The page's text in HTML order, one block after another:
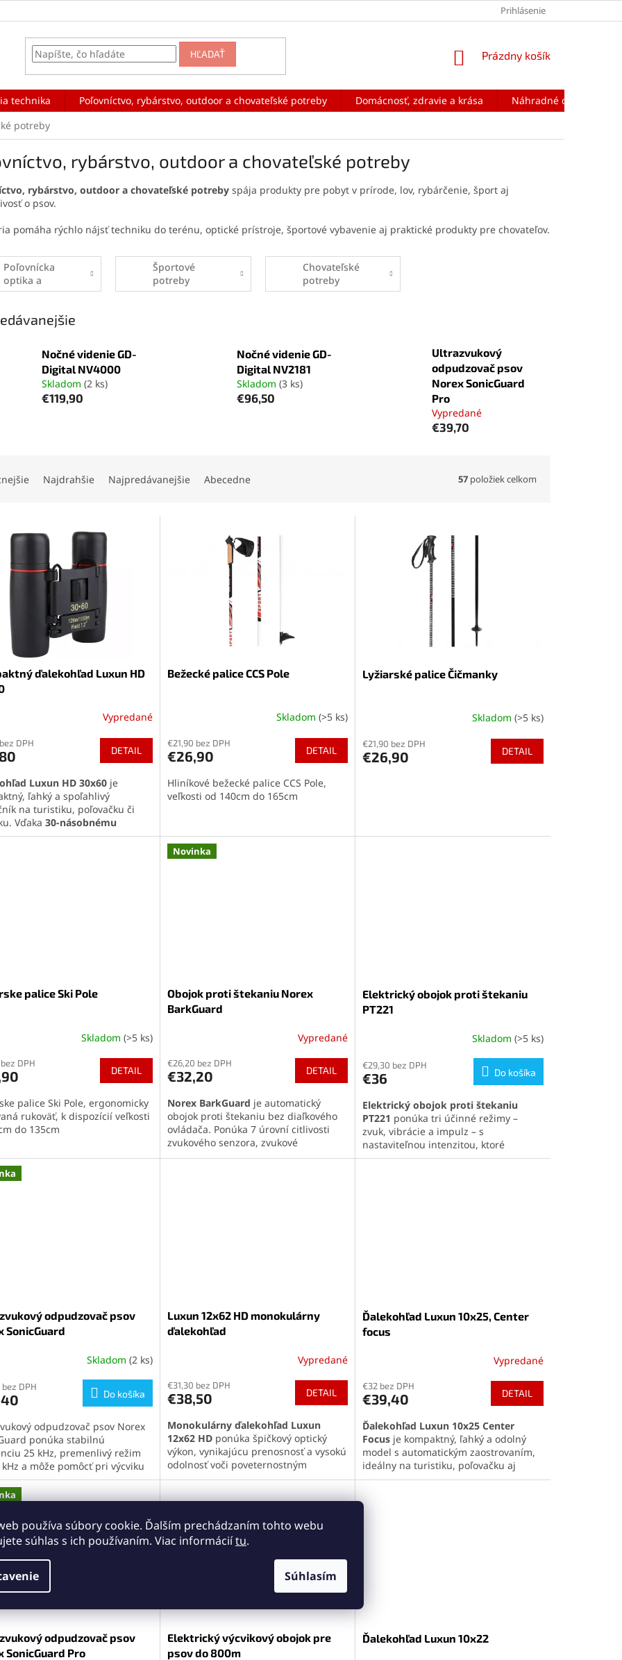
používa súbory cookie. Ďalším prechádzaním tohto webu
súhlas s ich používaním. Viac informáciítu.
Súhlasím
Prihlásenie
HĽADAŤ
NÁKUPNÝ
Prázdny košík
technika Poľovníctvo, rybárstvo, outdoor a chovateľské potreby Domácnosť, zdravie a krása
Náhradné diely na
potreby
rybárstvo, outdoor a chovateľské potreby
rybárstvo, outdoor a chovateľské potreby spája produkty pre pobyt v prírode, lov, rybárčenie, šport aj
o psov.
pomáha rýchlo nájsť techniku do terénu, optické prístroje, športové vybavenie aj praktické produkty pre chovateľov.
Poľovnícka
optika a
technika
Športové
potreby
Chovateľské
potreby
Nočné videnie GD-
Digital NV4000
Skladom (2 ks)
€119,90
Nočné videnie GD-
Digital NV2181
Skladom (3 ks)
€96,50
Ultrazvukový
odpudzovač psov
Norex SonicGuard
Pro
Vypredané
€39,70
Najdrahšie Najpredávanejšie Abecedne 57 položiek celkom
ďalekohľad Luxun HD
Vypredané
DPH
DETAIL
Luxun HD 30x60 je
ľahký a spoľahlivý
na turistiku, poľovačku či
Vďaka 30-násobnému
,antireflexným šošovkám
Bežecké palice CCS Pole
produktu
je
z
5
Skladom (>5 ks)
€21,90 bez DPH
€26,90 DETAIL
Hliníkové bežecké palice CCS Pole,
veľkosti od 140cm do 165cm
Lyžiarské palice Čičmanky
produktu
je
Skladom (>5 ks)
€21,90 bez DPH
€26,90 DETAIL
palice Ski Pole
Skladom (>5 ks)
DPH
DETAIL
palice Ski Pole, ergonomicky
rukoväť, k dispozícií veľkosti
do 135cm
Novinka
Obojok proti štekaniu Norex
BarkGuard
produktu
je
z
5
hviezdičiek.
Vypredané
€26,20 bez DPH
€32,20 DETAIL
Norex BarkGuard je automatický
obojok proti štekaniu bez diaľkového
ovládača. Ponúka 7 úrovní citlivosti
zvukového senzora, zvukové
upozornenie, elektrický korekčný
Elektrický obojok proti štekaniu
PT221
produktu
je
z
5
hviezdičiek.
Skladom (>5 ks)
€29,30 bez DPH
€36 Do košíka
Elektrický obojok proti štekaniu
PT221 ponúka tri účinné režimy –
zvuk, vibrácie a impulz – s
nastaviteľnou intenzitou, ktoré
pomáhajú psovi odnaučiť sa
odpudzovač psov
SonicGuard
Skladom (2 ks)
DPH
Do košíka
odpudzovač psov Norex
ponúka stabilnú
25 kHz, premenlivý režim
kHz a môže pomôcť pri výcviku
dotieravého psa.
LED baterka s blikajúcim
ovládanie jednou rukou z
praktického pomocníka na
turistiku, beh či
Kompaktné zariadenie je
nabíjateľnou 800 mAh
a pohodlným USB-C
Luxun 12x62 HD monokulárny
ďalekohľad
produktu
je
z
5
hviezdičiek.
Vypredané
€31,30 bez DPH
€38,50 DETAIL
Monokulárny ďalekohľad Luxun
12x62 HDponúka špičkový optický
výkon, vynikajúcu prenosnosť a vysokú
odolnosť voči poveternostným
vplyvom. Vďaka priblíženiu 18x, optike
dusíkom zabezpečí čistý a ostrý obraz
aj v náročných podmienkach.
Súčasťou balenia je aj statív a držiak
na mobil, vďaka čomu je ideálny na
pozorovanie a zachytávanie prírody.
Ďalekohľad Luxun 10x25, Center
focus
produktu
je
z
5
hviezdičiek.
Vypredané
€32 bez DPH
€39,40 DETAIL
Ďalekohľad Luxun 10x25 Center
Focusje kompaktný, ľahký a odolný
model s automatickým zaostrovaním,
ideálny na turistiku, poľovačku aj
cestovanie. Vďaka kvalitnýmBAK4
ostrý a jasný obraz v každom počasí.
odpudzovač psov
SonicGuard Pro
Elektrický výcvikový obojok pre
psov do 800m
Ďalekohľad Luxun 10x22